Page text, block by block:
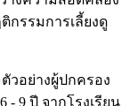
กรรมการเลี้ยงดู
วอย่างผู้ปกครอง
- 9 ปี จากโรงเรียน